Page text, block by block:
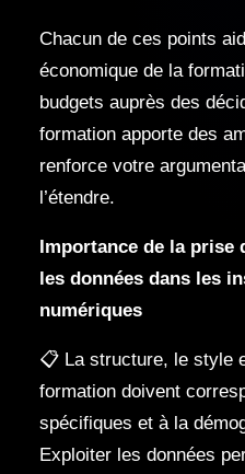
Chacun de ces points
économique de la
budgets auprès des
formation apporte des
renforce votre
l’étendre.
Importance de la prise
les données dans les
numériques
📋 La structure, le style
formation doivent
spécifiques et à la
Exploiter les données